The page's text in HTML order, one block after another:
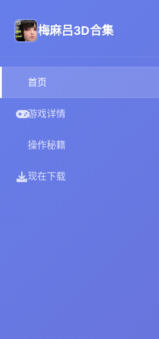
梅麻吕3D合集
首页
游戏详情
操作秘籍
现在下载